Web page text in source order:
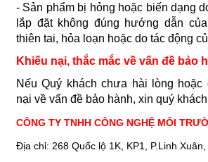
- Sản phẩm bị hỏng hoặc biến dạng
lắp đặt không đúng hướng dẫn
thiên tai, hỏa loạn hoặc do tác động
Khiếu nại, thắc mắc về vấn đề bảo
Nếu Quý khách chưa hài lòng hoặc
nại về vấn đề bảo hành, xin quý
CÔNG TY TNHH CÔNG NGHỆ MÔI
Địa chỉ: 268 Quốc lộ 1K, KP1, P.Linh